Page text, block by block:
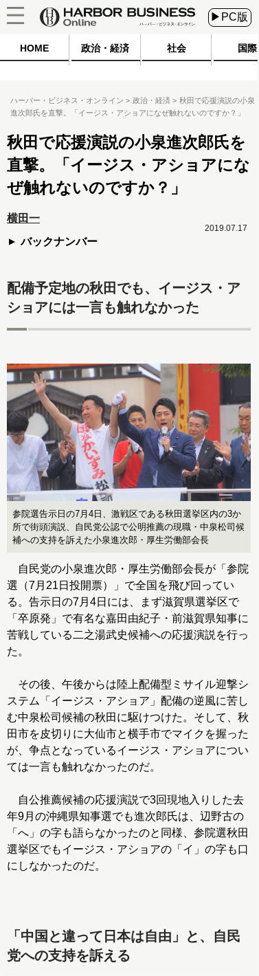
▶PC版
HOME 政治・経済 社会 国際
ハーバー・ビジネス・オンライン 政治・経済
秋田で応援演説の小泉
進次郎氏を直撃。「イージス・アショアになぜ触れないのですか？」
秋田で応援演説の小泉進次郎氏を
直撃。「イージス・アショアにな
ぜ触れないのですか？」
横田一
バックナンバー
2019.07.17
配備予定地の秋田でも、イージス・ア
ショアには一言も触れなかった
参院選告示日の7月4日、激戦区である秋田選挙区内の3か
所で街頭演説、自民党公認で公明推薦の現職・中泉松司候
補への支持を訴えた小泉進次郎・厚生労働部会長
自民党の小泉進次郎・厚生労働部会長が「参院
選（7月21日投開票）」で全国を飛び回ってい
る。告示日の7月4日には、まず滋賀県選挙区で
「卒原発」で有名な嘉田由紀子・前滋賀県知事に
苦戦している二之湯武史候補への応援演説を行っ
た。
その後、午後からは陸上配備型ミサイル迎撃シ
ステム「イージス・アショア」配備の逆風に苦し
む中泉松司候補の秋田に駆けつけた。そして、秋
田市を皮切りに大仙市と横手市でマイクを握った
が、争点となっているイージス・アショアについ
ては一言も触れなかったのだ。
自公推薦候補の応援演説で3回現地入りした去
年9月の沖縄県知事選でも進次郎氏は、辺野古の
「へ」の字も語らなかったのと同様、参院選秋田
選挙区でもイージス・アショアの「イ」の字も口
にしなかったのだ。
「中国と違って日本は自由」と、自民
党への支持を訴える